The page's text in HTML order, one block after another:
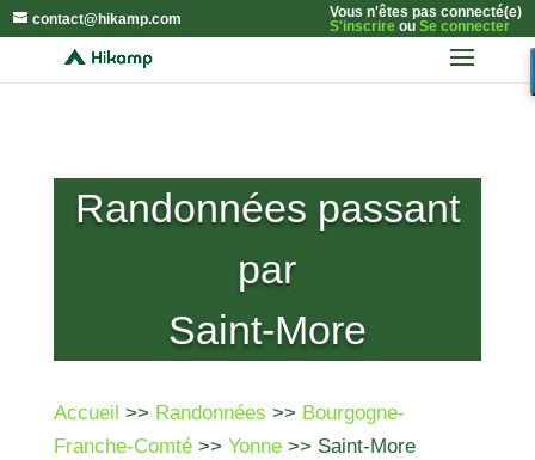
contact@hikamp.com
Vous n'êtes pas connecté(e)
S'inscrireou Se connecter
Randonnées passant
par
Saint-More
Accueil >> Randonnées >> Bourgogne-
Franche-Comté>> Yonne>> Saint-More